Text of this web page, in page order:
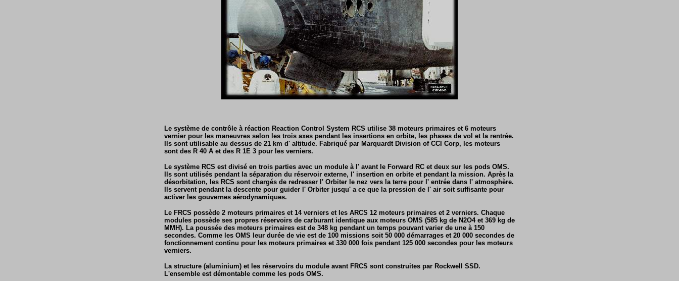
Le système de contrôle à réaction Reaction Control System RCS utilise 38 moteurs primaires et 6 moteurs
vernier pour les maneuvres selon les trois axes pendant les insertions en orbite, les phases de vol et la rentrée.
Ils sont utilisable au dessus de 21 km d' altitude. Fabriqué par Marquardt Division of CCI Corp, les moteurs
sont des R 40 A et des R 1E 3 pour les verniers.
Le système RCS est divisé en trois parties avec un module à l' avant le Forward RC et deux sur les pods OMS.
Ils sont utilisés pendant la séparation du réservoir externe, l' insertion en orbite et pendant la mission. Après la
désorbitation, les RCS sont chargés de redresser l' Orbiter le nez vers la terre pour l' entrée dans l' atmosphère.
Ils servent pendant la descente pour guider l' Orbiter jusqu' a ce que la pression de l' air soit suffisante pour
activer les gouvernes aérodynamiques.
Le FRCS possède 2 moteurs primaires et 14 verniers et les ARCS 12 moteurs primaires et 2 verniers. Chaque
modules possède ses propres réservoirs de carburant identique aux moteurs OMS (585 kg de N2O4 et 369 kg de
MMH). La poussée des moteurs primaires est de 348 kg pendant un temps pouvant varier de une à 150
secondes. Comme les OMS leur durée de vie est de 100 missions soit 50 000 démarrages et 20 000 secondes de
fonctionnement continu pour les moteurs primaires et 330 000 fois pendant 125 000 secondes pour les moteurs
verniers.
La structure (aluminium) et les réservoirs du module avant FRCS sont construites par Rockwell SSD.
L'ensemble est démontable comme les pods OMS.